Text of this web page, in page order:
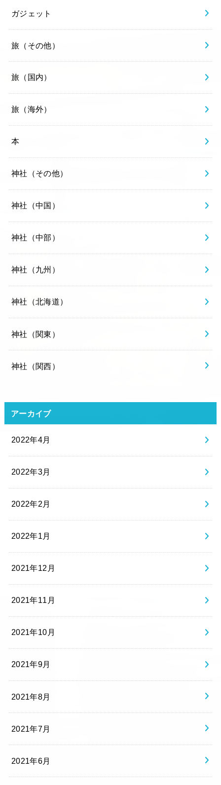
ガジェット
旅（その他）
旅（国内）
旅（海外）
本
神社（その他）
神社（中国）
神社（中部）
神社（九州）
神社（北海道）
神社（関東）
神社（関西）
アーカイブ
2022年4月
2022年3月
2022年2月
2022年1月
2021年12月
2021年11月
2021年10月
2021年9月
2021年8月
2021年7月
2021年6月